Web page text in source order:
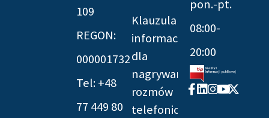
109
REGON:
000001732
Tel: +48
77 449 80
Klauzula
informacyjna
dla
nagrywania
rozmów
telefonicznych
pon.-pt.
08:00-
20:00
Facebook-
f
Linkedin
Instagram
Youtube
X-